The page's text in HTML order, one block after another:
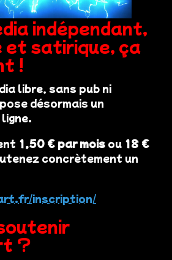
indépendant,
satirique, ça
!
libre, sans pub ni
désormais un
1,50 € par mois ou 18 €
concrètement un
inscription/
?